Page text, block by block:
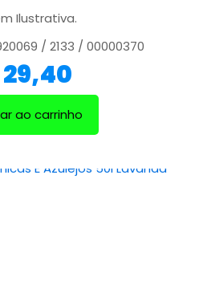
Ilustrativa.
/ 2133 / 00000370
29,40
ao carrinho